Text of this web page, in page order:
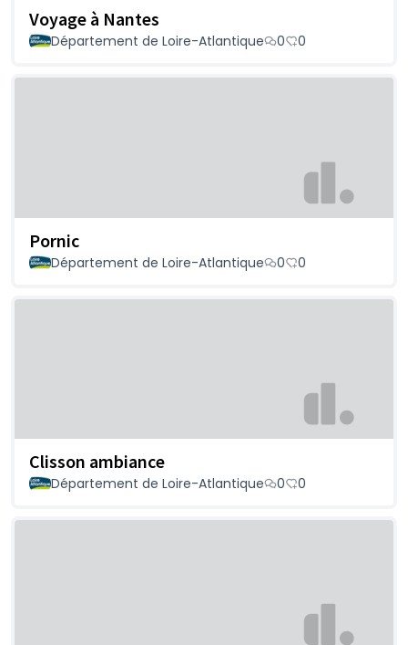
Voyage à Nantes
Département de Loire-Atlantique 0 0
Pornic
Département de Loire-Atlantique 0 0
Clisson ambiance
Département de Loire-Atlantique 0 0